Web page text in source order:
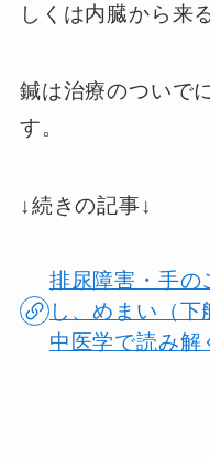
しくは内臓から来
鍼は治療のついで
す。
↓続きの記事↓
排尿障害・手の
し、めまい（下
中医学で読み